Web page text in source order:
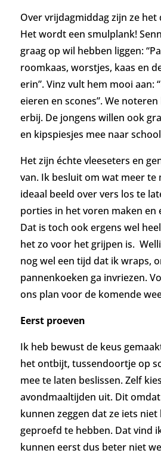
Over vrijdagmiddag zijn ze het
Het wordt een smulplank!
graag op wil hebben liggen:
roomkaas, worstjes, kaas en
erin”. Vinz vult hem mooi aan:
eieren en scones”. We
erbij. De jongens willen ook
en kipspiesjes mee naar
Het zijn échte vleeseters en
van. Ik besluit om wat meer te
ideaal beeld over vers los te
porties in het voren maken en
Dat is toch ook ergens wel
het zo voor het grijpen is.
nog wel een tijd dat ik wraps,
pannenkoeken ga invriezen.
ons plan voor de komende
Eerst proeven
Ik heb bewust de keus
het ontbijt, tussendoortje op
mee te laten beslissen. Zelf
avondmaaltijden uit. Dit
kunnen zeggen dat ze iets
geproefd te hebben. Dat vind
kunnen eerst dus beter niet